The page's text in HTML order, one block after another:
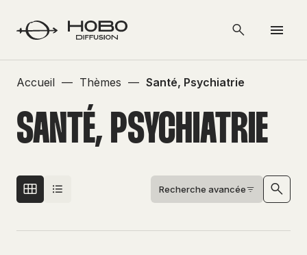
Accueil — Thèmes — Santé, Psychiatrie
SANTÉ, PSYCHIATRIE
Recherche avancée